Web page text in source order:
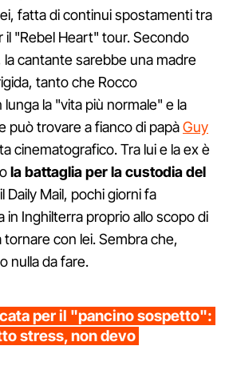
fatta di continui spostamenti tra
il "Rebel Heart" tour. Secondo
cantante sarebbe una madre
tanto che Rocco
la "vita più normale" e la
può trovare a fianco di papàGuy
cinematografico. Tra lui e la ex è
la battaglia per la custodia del
Daily Mail, pochi giorni fa
in Inghilterra proprio allo scopo di
con lei. Sembra che,
nulla da fare.
per il "pancino sospetto":
stress, non devo